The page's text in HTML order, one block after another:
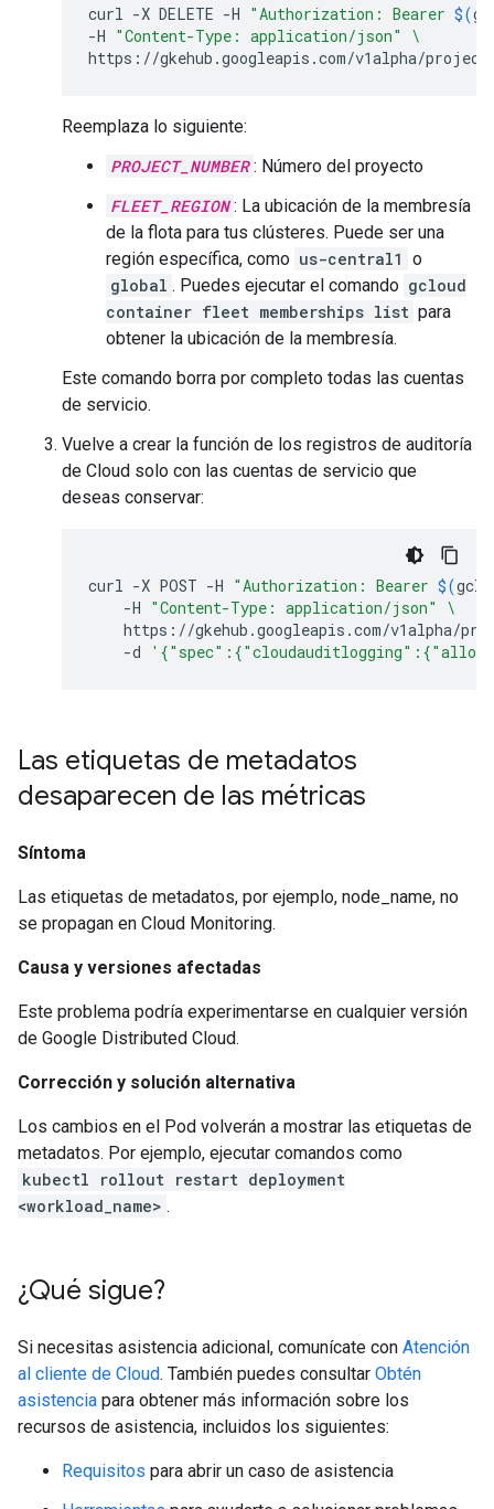
curl -X DELETE -H "Authorization: Bearer $(
-H "Content-Type: application/json"
\
https://gkehub.googleapis.com/v1alpha/
Reemplaza lo siguiente:
PROJECT_NUMBER : Número del proyecto
FLEET_REGION : La ubicación de la membresía
de la flota para tus clústeres. Puede ser una
región específica, como us-central1 o
global . Puedes ejecutar el comando gcloud
container fleet memberships list para
obtener la ubicación de la membresía.
Este comando borra por completo todas las cuentas
de servicio.
Vuelve a crear la función de los registros de auditoría
de Cloud solo con las cuentas de servicio que
deseas conservar:
curl -X POST -H "Authorization: Bearer $(
-H "Content-Type: application/json"
\
https://gkehub.googleapis.com/v1alpha/
-d
Las etiquetas de metadatos
desaparecen de las métricas
Síntoma
Las etiquetas de metadatos, por ejemplo, node_name, no
se propagan en Cloud Monitoring.
Causa y versiones afectadas
Este problema podría experimentarse en cualquier versión
de Google Distributed Cloud.
Corrección y solución alternativa
Los cambios en el Pod volverán a mostrar las etiquetas de
metadatos. Por ejemplo, ejecutar comandos como
kubectl rollout restart deployment
<workload_name> .
¿Qué sigue?
Si necesitas asistencia adicional, comunícate con Atención
al cliente de Cloud. También puedes consultar Obtén
asistencia para obtener más información sobre los
recursos de asistencia, incluidos los siguientes:
Requisitos para abrir un caso de asistencia